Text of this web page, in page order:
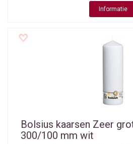
Informatie
Bolsius kaarsen Zeer
300/100 mm wit